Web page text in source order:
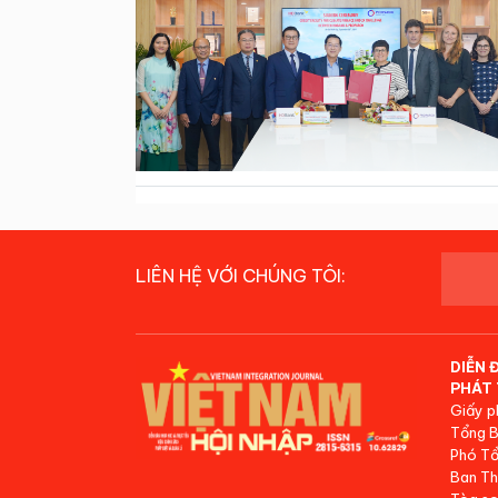
LIÊN HỆ VỚI CHÚNG TÔI:
DIỄN
PHÁT
Giấy
Tổng
Phó
Ban